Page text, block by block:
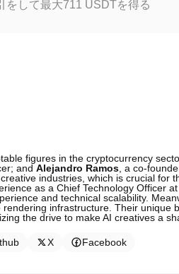
をして最大711 USDTを得る
figures in the cryptocurrency
and Alejandro Ramos , a co-
industries, which is crucial for
as a Chief Technology Officer
and technical scalability.
rendering infrastructure. Their
the drive to make AI creatives a
X Facebook